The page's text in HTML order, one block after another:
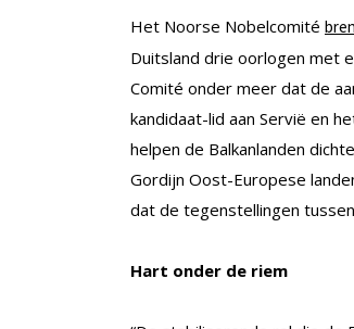
Het Noorse Nobelcomité
Duitsland drie oorlogen met
Comité onder meer dat de
kandidaat-lid aan Servië en
helpen de Balkanlanden
Gordijn Oost-Europese
dat de tegenstellingen
Hart onder de riem